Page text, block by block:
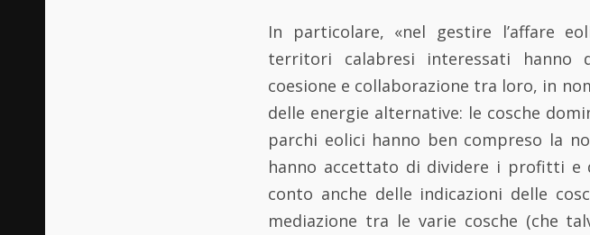
In particolare, «nel gestire l’affare
territori calabresi interessati hanno
coesione e collaborazione tra loro, in
delle energie alternative: le cosche
parchi eolici hanno ben compreso la
hanno accettato di dividere i profitti e
conto anche delle indicazioni delle
mediazione tra le varie cosche (che